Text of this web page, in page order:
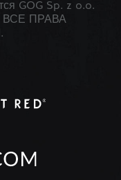
GOG Sp. z o.o.
ВСЕ ПРАВА